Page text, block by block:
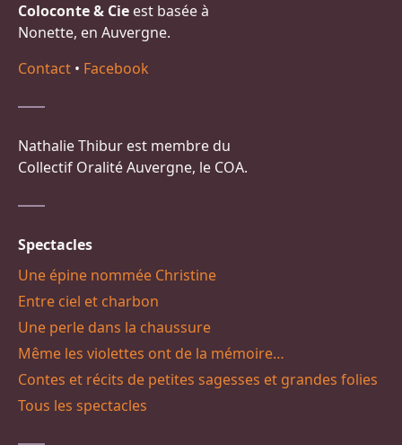
Coloconte & Cie est basée à
Nonette, en Auvergne.
Contact • Facebook
Nathalie Thibur est membre du
Collectif Oralité Auvergne, le COA.
Spectacles
Une épine nommée Christine
Entre ciel et charbon
Une perle dans la chaussure
Même les violettes ont de la mémoire…
Contes et récits de petites sagesses et grandes folies
Tous les spectacles